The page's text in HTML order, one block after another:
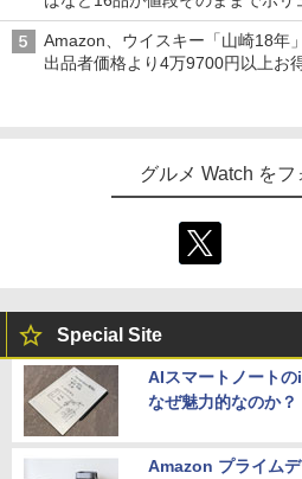
Amazon、ウイスキー「山崎18年
出品者価格より4万9700円以上お
グルメ Watch をフ
Special Site
AIスマートノート
なぜ魅力的なのか？
Amazon プライム